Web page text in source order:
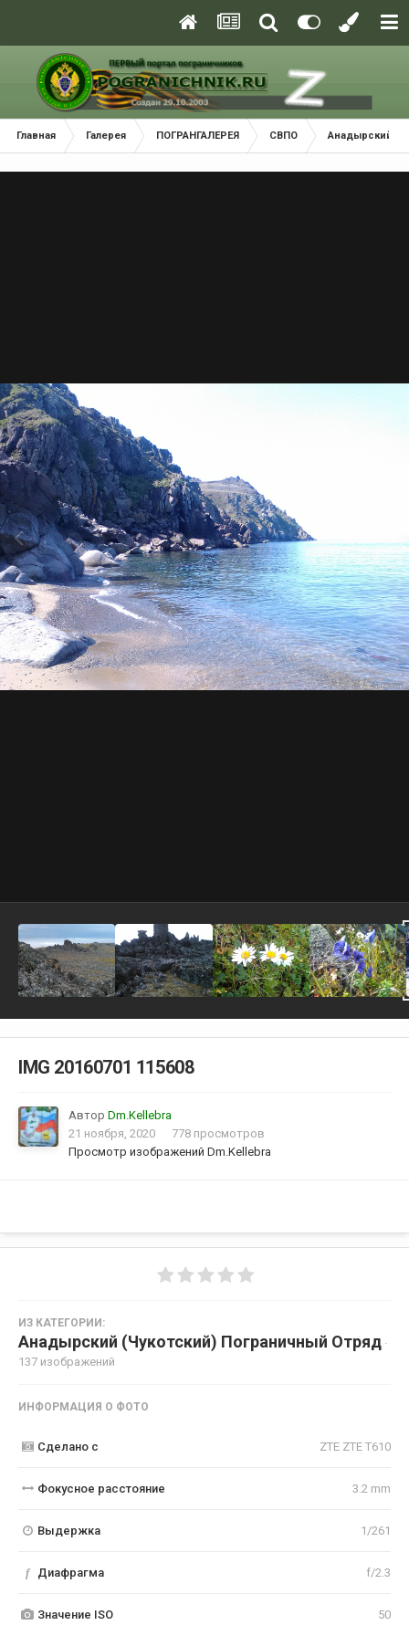
Главная Галерея ПОГРАНГАЛЕРЕЯ СВПО Анадырский
IMG 20160701 115608
Автор Dm.Kellebra
21 ноября, 2020
778 просмотров
Просмотр изображений Dm.Kellebra
ИЗ КАТЕГОРИИ:
Анадырский (Чукотский) Пограничный Отряд ·
137 изображений
ИНФОРМАЦИЯ О ФОТО
Сделано с ZTE ZTE T610
Фокусное расстояние 3.2 mm
Выдержка 1/261
f Диафрагма f/2.3
Значение ISO 50